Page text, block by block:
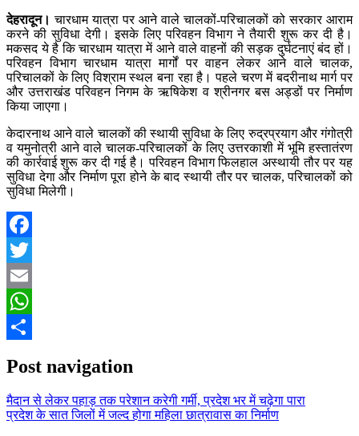
देहरादून। चारधाम यात्रा पर आने वाले चालकों-परिचालकों को सरकार आराम
करने की सुविधा देगी। इसके लिए परिवहन विभाग ने तैयारी शुरू कर दी है।
मकसद ये है कि चारधाम यात्रा में आने वाले वाहनों की सड़क दुर्घटनाएं बंद हों।
परिवहन विभाग चारधाम यात्रा मार्गों पर वाहन लेकर आने वाले चालक,
परिचालकों के लिए विश्राम स्थल बना रहा है। पहले चरण में बदरीनाथ मार्ग पर
और उत्तराखंड परिवहन निगम के ऋषिकेश व श्रीनगर बस अड्डों पर निर्माण
किया जाएगा।
केदारनाथ आने वाले चालकों की स्थायी सुविधा के लिए रुद्रप्रयाग और गंगोत्री
व यमुनोत्री आने वाले चालक-परिचालकों के लिए उत्तरकाशी में भूमि हस्तातंरण
की कार्रवाई शुरू कर दी गई है। परिवहन विभाग फिलहाल अस्थायी तौर पर यह
सुविधा देगा और निर्माण पूरा होने के बाद स्थायी तौर पर चालक, परिचालकों को
सुविधा मिलेगी।
Facebook
Twitter
Email
WhatsApp
Post navigation
मैदान से लेकर पहाड़ तक परेशान करेगी गर्मी, प्रदेश भर में चढ़ेगा पारा
प्रदेश के सात जिलों में जल्द होगा महिला छात्रावास का निर्माण